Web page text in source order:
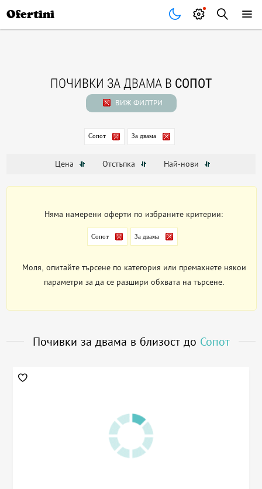
Ofertini
ПОЧИВКИ ЗА ДВАМА В СОПОТ
ВИЖ ФИЛТРИ
Сопот За двама
Цена Отстъпка Най-нови
Няма намерени оферти по избраните критерии:
Сопот За двама
Моля, опитайте търсене по категория или премахнете някои
параметри за да се разшири обхвата на търсене.
Почивки за двама в близост до Сопот